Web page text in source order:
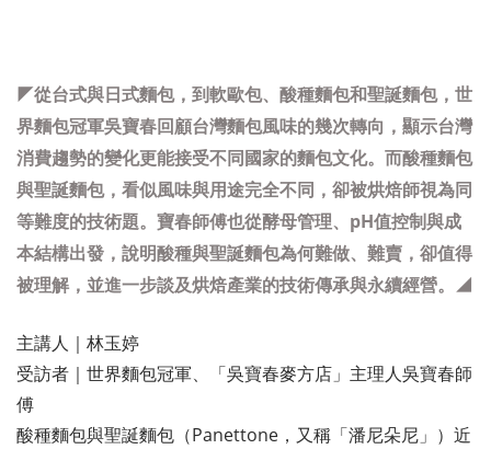
◤從台式與日式麵包，到軟歐包、酸種麵包和聖誕麵包，世
界麵包冠軍吳寶春回顧台灣麵包風味的幾次轉向，顯示台灣
消費趨勢的變化更能接受不同國家的麵包文化。而酸種麵包
與聖誕麵包，看似風味與用途完全不同，卻被烘焙師視為同
等難度的技術題。寶春師傅也從酵母管理、pH值控制與成
本結構出發，說明酸種與聖誕麵包為何難做、難賣，卻值得
被理解，並進一步談及烘焙產業的技術傳承與永續經營。◢
主講人｜林玉婷
受訪者｜世界麵包冠軍、「吳寶春麥方店」主理人吳寶春師
傅
酸種麵包與聖誕麵包（Panettone，又稱「潘尼朵尼」）近